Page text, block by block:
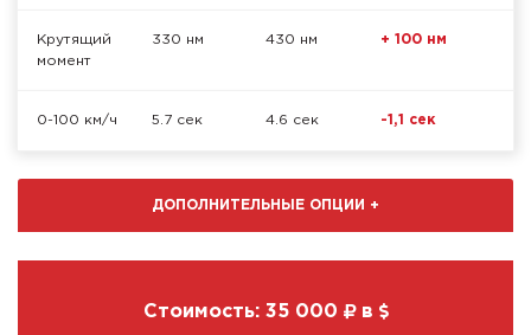
Крутящий
момент
330 нм 430 нм + 100 нм
0-100 км/ч 5.7 сек 4.6 сек -1,1 сек
ДОПОЛНИТЕЛЬНЫЕ ОПЦИИ +
Стоимость: 35 000 в